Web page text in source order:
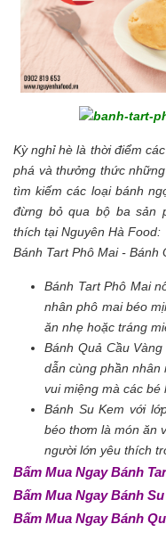
Kỳ nghỉ hè là thời điểm
phá và thưởng thức
tìm kiếm các loại bánh
đừng bỏ qua bộ ba sản
thích tại Nguyên Hà Food:
Bánh Tart Phô Mai - Bánh
Bánh Tart Phô Mai
nhân phô mai béo
ăn nhẹ hoặc tráng
Bánh Quả Cầu
dẫn cùng phần
vui miệng mà các bé
Bánh Su Kem với
béo thơm là món ăn
người lớn yêu thích
Bấm Mua Ngay Bánh
Bấm Mua Ngay Bánh
Bấm Mua Ngay Bánh